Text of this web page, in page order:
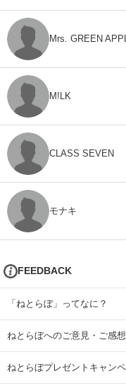
Mrs. GREEN
M!LK
CLASS SEVEN
モナキ
FEEDBACK
「ねとらぼ」ってなに？
ねとらぼへのご意見・ご感想
ねとらぼプレゼントキャン